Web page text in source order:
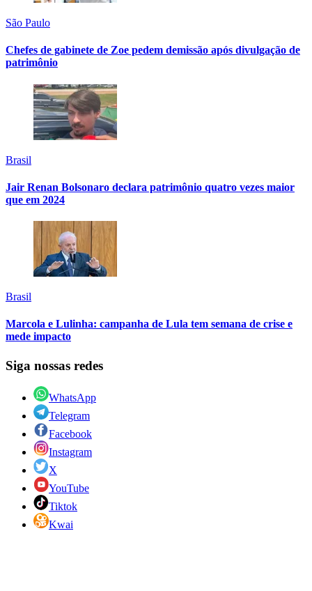
São Paulo
Chefes de gabinete de Zoe pedem demissão após divulgação de
patrimônio
Brasil
Jair Renan Bolsonaro declara patrimônio quatro vezes maior
que em 2024
Brasil
Marcola e Lulinha: campanha de Lula tem semana de crise e
mede impacto
Siga nossas redes
WhatsApp
Telegram
Facebook
Instagram
X
YouTube
Tiktok
Kwai